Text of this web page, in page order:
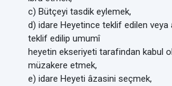
c) Bütçeyi tasdik eylemek,
d) idare Heyetince teklif edilen
teklif edilip umumî
heyetin ekseriyeti tarafindan kabul
müzakere etmek,
e) idare Heyeti âzasini seçmek,